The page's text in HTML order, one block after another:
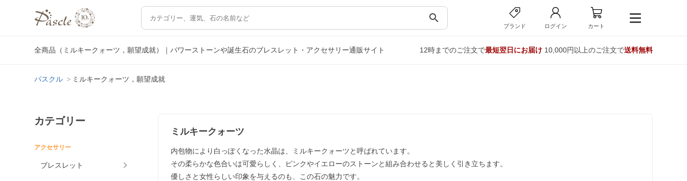
search
ブランド ログイン カート
全商品（ミルキークォーツ，願望成就）｜パワーストーンや誕生石のブレスレット・アクセサリー通販サイト 12時までのご注文で最短翌日にお届け10,000円以上のご注文で送料無料
パスクル ミルキークォーツ，願望成就
カテゴリー
アクセサリー
ブレスレット
ミルキークォーツ
内包物により白っぽくなった水晶は、ミルキークォーツと呼ばれています。
その柔らかな色合いは可愛らしく、ピンクやイエローのストーンと組み合わせると美しく引き立ちます。
優しさと女性らしい印象を与えるのも、この石の魅力です。